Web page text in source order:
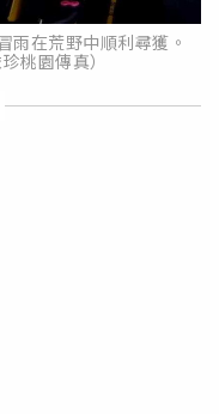
雨在荒野中順利尋獲。
桃園傳真）